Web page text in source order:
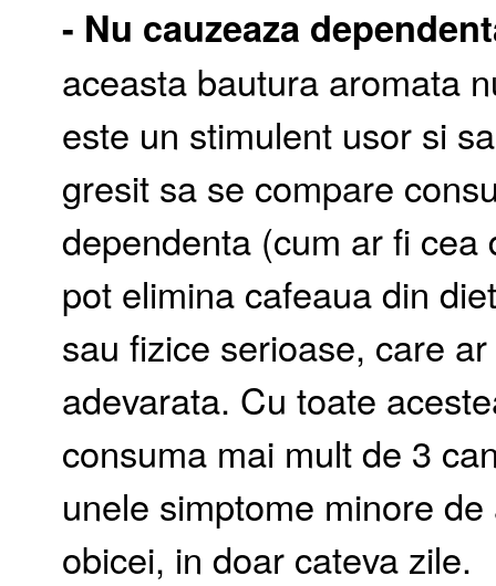
- Nu cauzeaza
aceasta bautura aromata
este un stimulent usor si
gresit sa se compare
dependenta (cum ar fi
pot elimina cafeaua din
sau fizice serioase, care
adevarata. Cu toate
consuma mai mult de 3
unele simptome minore
obicei, in doar cateva zile.